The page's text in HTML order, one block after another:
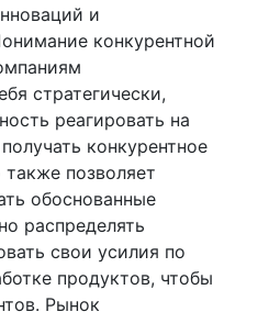
и
конкурентной
стратегически,
реагировать на
конкурентное
позволяет
обоснованные
распределять
свои усилия по
продуктов, чтобы
Рынок